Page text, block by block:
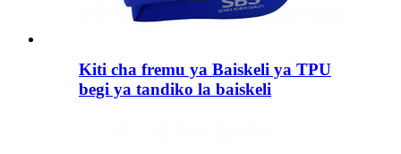
Kiti cha fremu ya Baiskeli ya TPU
begi ya tandiko la baiskeli